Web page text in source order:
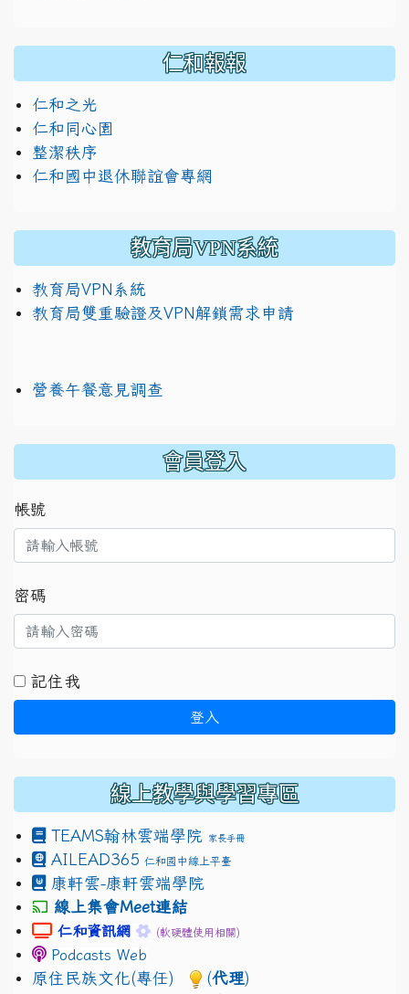
仁和報報
仁和之光
仁和同心園
整潔秩序
仁和國中退休聯誼會專網
教育局VPN系統
教育局VPN系統
教育局雙重驗證及VPN解鎖需求申請
營養午餐意見調查
會員登入
帳號
密碼
記住我
登入
線上教學與學習專區
TEAMS翰林雲端學院 家長手冊
AILEAD365 仁和國中線上平臺
康軒雲-康軒雲端學院
線上集會Meet連結
link to https://sites.google.com/
仁和資訊網 link to https://sites.google.com/
(軟硬體使用相關)
Podcasts Web
原住民族文化(專任) (代理)